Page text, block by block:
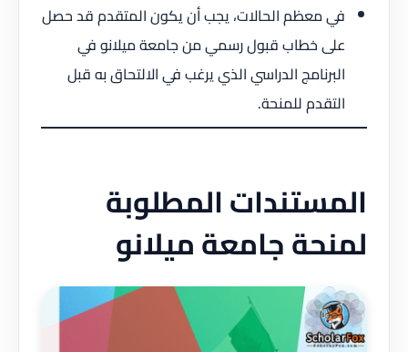
في معظم الحالات، يجب أن يكون المتقدم قد حصل
على خطاب قبول رسمي من جامعة ميلانو في
البرنامج الدراسي الذي يرغب في الالتحاق به قبل
التقدم للمنحة.
المستندات المطلوبة
لمنحة جامعة ميلانو